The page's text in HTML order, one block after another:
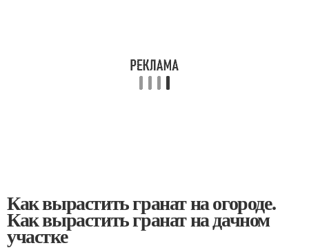
Как вырастить гранат на огороде.
Как вырастить гранат на дачном
участке